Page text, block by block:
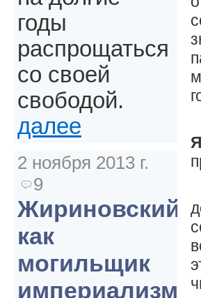
годы
распрощаться
со своей
свободой.
далее
2 ноября 2013 г.
9
Жириновский
как
могильщик
империализма